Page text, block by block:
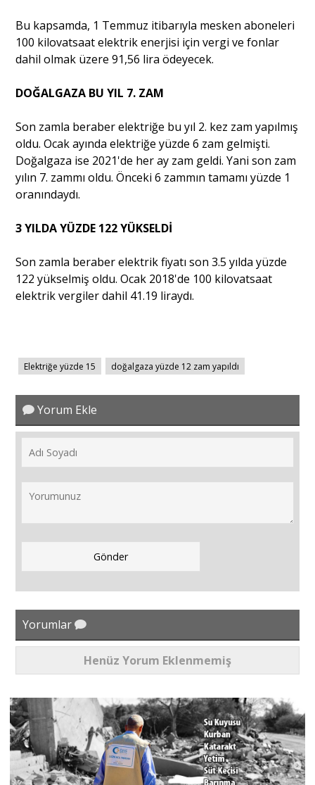
Bu kapsamda, 1 Temmuz itibarıyla mesken aboneleri
100 kilovatsaat elektrik enerjisi için vergi ve fonlar
dahil olmak üzere 91,56 lira ödeyecek.
DOĞALGAZA BU YIL 7. ZAM
Son zamla beraber elektriğe bu yıl 2. kez zam yapılmış
oldu. Ocak ayında elektriğe yüzde 6 zam gelmişti.
Doğalgaza ise 2021'de her ay zam geldi. Yani son zam
yılın 7. zammı oldu. Önceki 6 zammın tamamı yüzde 1
oranındaydı.
3 YILDA YÜZDE 122 YÜKSELDİ
Son zamla beraber elektrik fiyatı son 3.5 yılda yüzde
122 yükselmiş oldu. Ocak 2018'de 100 kilovatsaat
elektrik vergiler dahil 41.19 liraydı.
Elektriğe yüzde 15 doğalgaza yüzde 12 zam yapıldı
Yorum Ekle
Yorumlar
Henüz Yorum Eklenmemiş